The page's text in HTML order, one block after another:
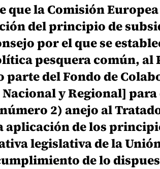
que la Comisión
del principio de
por el que se
pesquera común,
parte del Fondo de
y Regional]
2) anejo al
aplicación de los
legislativa de la
de lo